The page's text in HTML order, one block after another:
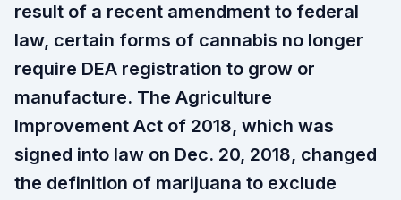
result of a recent amendment to federal
law, certain forms of cannabis no longer
require DEA registration to grow or
manufacture. The Agriculture
Improvement Act of 2018, which was
signed into law on Dec. 20, 2018, changed
the definition of marijuana to exclude